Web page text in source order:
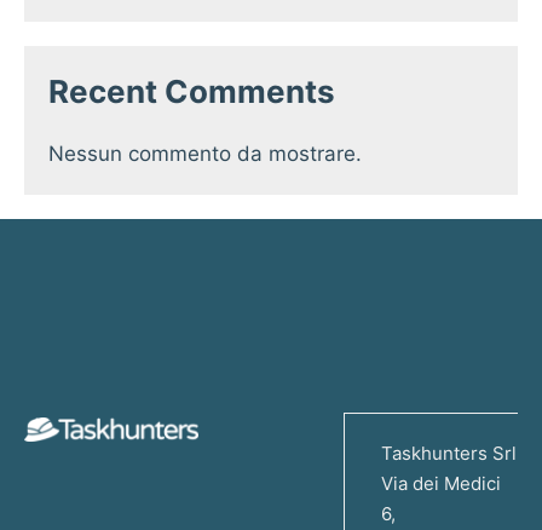
Recent Comments
Nessun commento da mostrare.
Taskhunters Srl
Via dei Medici
6,